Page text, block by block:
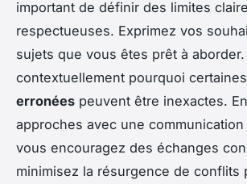
important de définir des limites
respectueuses. Exprimez vos
sujets que vous êtes prêt à
contextuellement pourquoi certaines
erronées peuvent être inexactes.
approches avec une
vous encouragez des échanges
minimisez la résurgence de conflits